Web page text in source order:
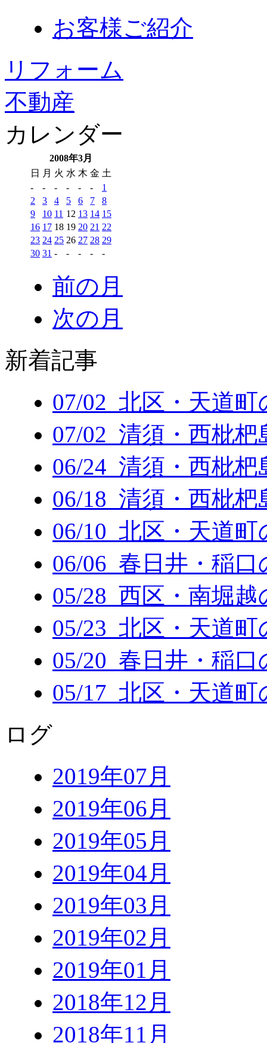
お客様ご紹介
リフォーム
不動産
カレンダー
2008年3月
日
月 火 水 木 金 土
-
- - - - -
1
2
3 4 5 6 7
8
9
10 11 12 13 14 15
16 17 18 19 20 21 22
23 24 25 26 27 28 29
30 31 - - - - -
前の月
次の月
新着記事
07/02 北区・天道町
07/02 清須・西枇杷
06/24 清須・西枇杷
06/18 清須・西枇杷
06/10 北区・天道町
06/06 春日井・稲口
05/28 西区・南堀
05/23 北区・天道町
05/20 春日井・稲口
05/17 北区・天道町
ログ
2019年07月
2019年06月
2019年05月
2019年04月
2019年03月
2019年02月
2019年01月
2018年12月
2018年11月